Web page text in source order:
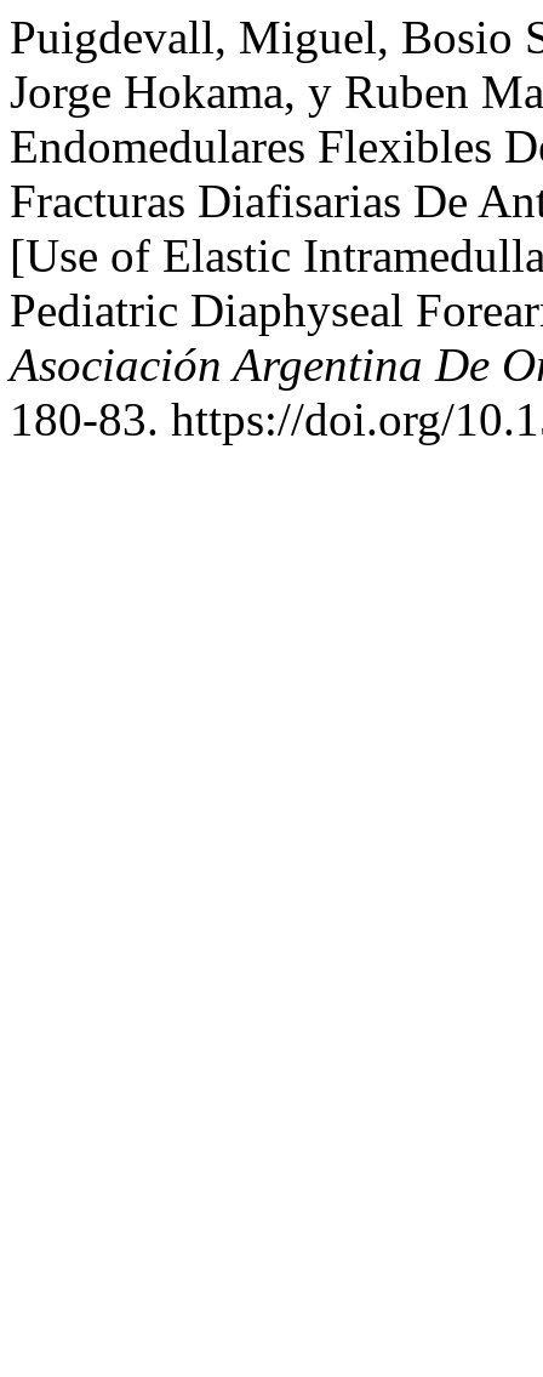
Puigdevall, Miguel, Bosio
Jorge Hokama, y Ruben
Endomedulares Flexibles
Fracturas Diafisarias De
[Use of Elastic
Pediatric Diaphyseal
Asociación Argentina De
180-83. https://doi.org/